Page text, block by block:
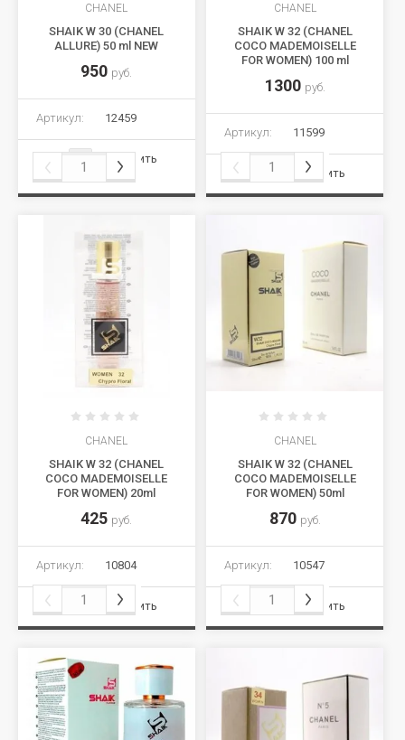
CHANEL
SHAIK W 30 (CHANEL
ALLURE) 50 ml NEW
950 руб.
Артикул: 12459
Сравнить
CHANEL
SHAIK W 32 (CHANEL
COCO MADEMOISELLE
FOR WOMEN) 100 ml
1300 руб.
Артикул: 11599
Сравнить
CHANEL
SHAIK W 32 (CHANEL
COCO MADEMOISELLE
FOR WOMEN) 20ml
425 руб.
Артикул: 10804
Сравнить
CHANEL
SHAIK W 32 (CHANEL
COCO MADEMOISELLE
FOR WOMEN) 50ml
870 руб.
Артикул: 10547
Сравнить